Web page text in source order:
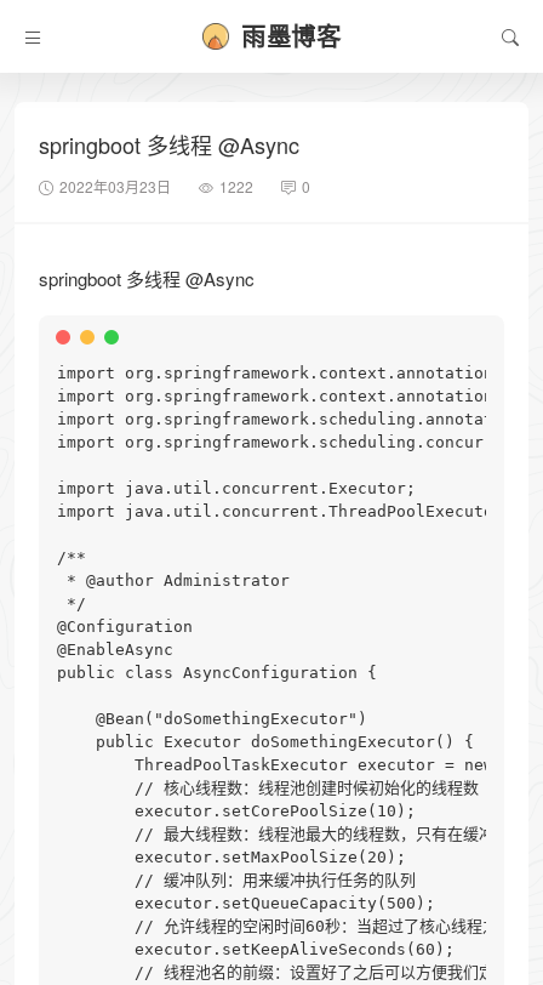
雨墨博客
springboot 多线程 @Async
2022年03月23日 1222 0
springboot 多线程 @Async
import
import
import
import
import java.util.concurrent.Executor;
import java.util.concurrent.ThreadPoolExecutor;
/**
* @author Administrator
*/
@Configuration
@EnableAsync
public class AsyncConfiguration {
    @Bean("doSomethingExecutor")
    public Executor doSomethingExecutor() {
ThreadPoolTaskExecutor executor = new
        // 核心线程数：线程池创建时候初始化的线程数
        executor.setCorePoolSize(10);
// 最大线程数：线程池最大的线程数，只有在缓冲队列
        executor.setMaxPoolSize(20);
        // 缓冲队列：用来缓冲执行任务的队列
        executor.setQueueCapacity(500);
// 允许线程的空闲时间60秒：当超过了核心线程之外的
        executor.setKeepAliveSeconds(60);
// 线程池名的前缀：设置好了之后可以方便我们定位处